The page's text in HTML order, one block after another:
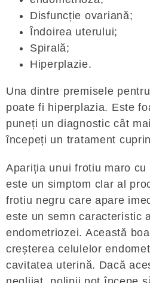
Disfuncție ovariană;
Îndoirea uterului;
Spirală;
Hiperplazie.
Una dintre premisele
poate fi hiperplazia. Este
puneți un diagnostic cât
începeți un tratament
Apariția unui frotiu maro
este un simptom clar al
frotiu negru care apare
este un semn caracteristic
endometriozei. Această
creșterea celulelor
cavitatea uterină. Dacă